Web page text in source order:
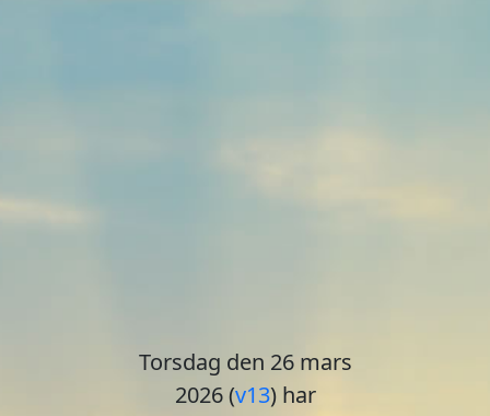
Torsdag den 26 mars
2026 (v13) har